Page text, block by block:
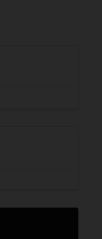
TO ALL REVIEWS